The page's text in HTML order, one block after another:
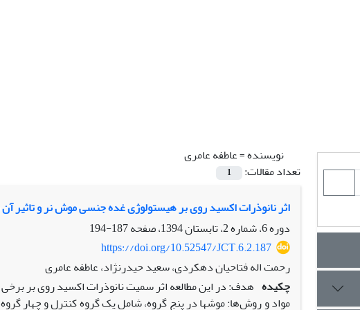
نویسنده =عاطفه عامری
تعداد مقالات:
1
اثر نانوذرات اکسید روی بر هیستولوژی غده جنسی موش نر و تاثیر
دوره 6، شماره 2، تابستان 1394، صفحه
187-194
https://doi.org/10.52547/JCT.6.2.187
رحمت اله فتاحیان دهکردی، سعید حیدرنژاد، عاطفه عامری
چکیده هدف: در این مطالعه اثر سمیت نانوذرات اکسید روی بر